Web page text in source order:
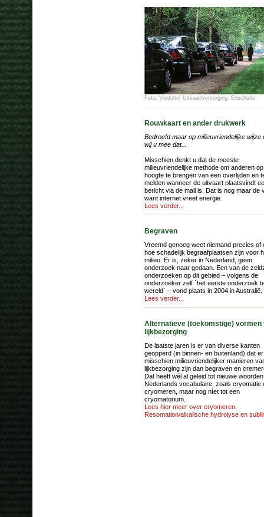
Foto: Vredehof Uitvaartverzorging, Enschede
Rouwkaart en ander drukwerk
Bedroefd maar op milieuvriendelijke wijze
wij u mee dat...
Misschien denkt u dat de meeste
milieuvriendelijke methode om anderen
hoogte te brengen van een overlijden en
melden wanneer de uitvaart plaatsvindt
bericht via de mail is. Dat is nog maar de
want internet vreet energie.
Lees verder...
Begraven
Vreemd genoeg weet niemand precies of
hoe schadelijk begraafplaatsen zijn voor
milieu. Er is, zeker in Nederland, geen
onderzoek naar gedaan. Een van de
onderzoeken op dit gebied – volgens de
onderzoeker zelf `het eerste onderzoek
wereld` – vond plaats in 2004 in Australië.
Lees verder...
Alternatieve (toekomstige) vormen
lijkbezorging
De laatste jaren is er van diverse kanten
geopperd (in binnen- en buitenland) dat er
misschien milieuvriendelijker manieren
lijkbezorging zijn dan begraven en
Dat heeft wél al geleid tot nieuwe
Nederlands vocabulaire, zoals cryomatie
cryomeren, maar nog níet tot een
cryomatorium.
Lees hier meer over cryomeren,
Resomation/alkalische hydrolyse en